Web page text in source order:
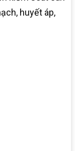
huyết áp,